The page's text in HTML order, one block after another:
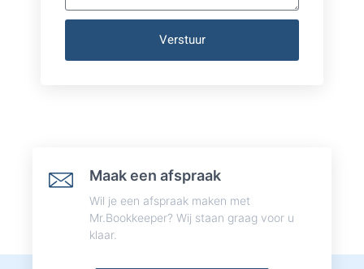
Verstuur
Maak een afspraak
Wil je een afspraak maken met
Mr.Bookkeeper? Wij staan graag voor u
klaar.